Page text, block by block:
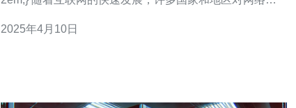
然而，有一种名为低延迟多IP香港站群服务器的解决方
2025年4月10日